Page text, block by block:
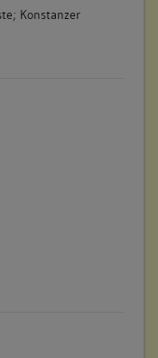
Konstanzer